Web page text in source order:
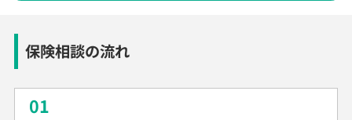
保険相談の流れ
01